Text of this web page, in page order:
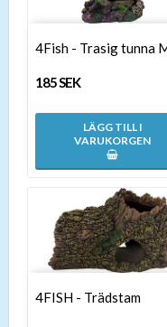
4Fish - Trasig tunna
185 SEK
LÄGG TILL I
VARUKORGEN
4FISH - Trädstam